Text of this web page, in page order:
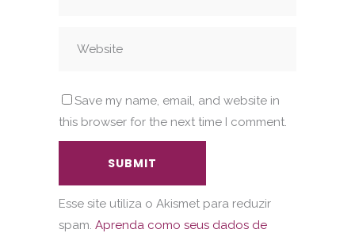
Save my name, email, and website in
this browser for the next time I comment.
Esse site utiliza o Akismet para reduzir
spam. Aprenda como seus dados de